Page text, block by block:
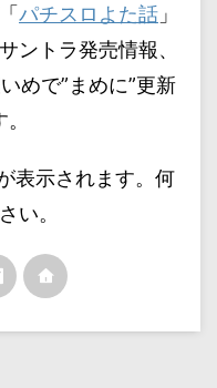
パチスロよた話 」
ントラ発売情報、
めで”まめに”更新
表示されます。何
い。